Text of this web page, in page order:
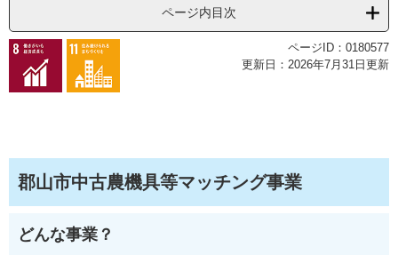
ページ内目次
ページID：0180577
更新日：2026年7月31日更新
郡山市中古農機具等マッチング事業
どんな事業？